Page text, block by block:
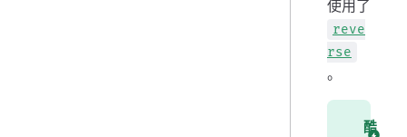
使用了
reve
rse
。
酷